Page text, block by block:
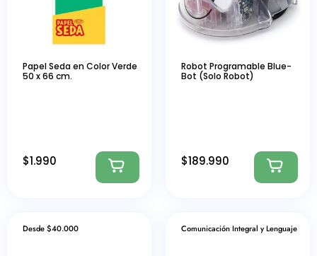
Papel Seda en Color Verde
50 x 66 cm.
$1.990
Robot Programable Blue-
Bot (Solo Robot)
$189.990
Desde $40.000 Comunicación Integral y Lenguaje